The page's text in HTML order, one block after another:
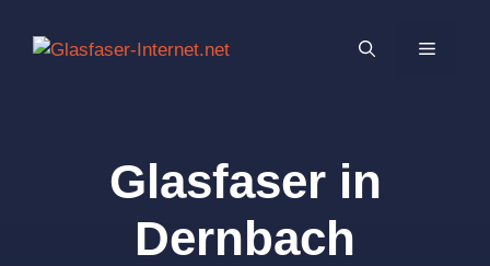
Inhalt
MENÜ
Glasfaser in
Dernbach